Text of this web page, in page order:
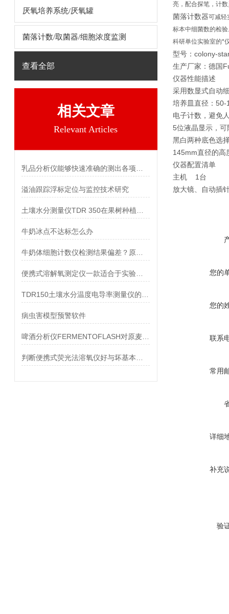
厌氧培养系统/厌氧罐
菌落计数/取菌器/细胞浓度监测
查看全部
相关文章
Relevant Articles
溢油跟踪浮标定位与监控技术研究
牛奶冰点不达标怎么办
病虫害模型预警软件
亮，配合探笔，计
菌落计数器可减轻
标本中细菌数的检
科研单位实验室的*
型号：colony-
生产厂家：德国
仪器性能描述
采用数显式自动
培养皿直径：50-
电子计数，避免
5位液晶显示，
黑白两种底色选
145mm直径的高
仪器配置清单
主机 1台
放大镜、自动插
您的
您的
联系
常用
详细
补充
验